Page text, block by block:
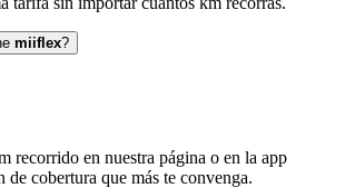
miiflex?
recorrido en nuestra página o en la app
de cobertura que más te convenga.